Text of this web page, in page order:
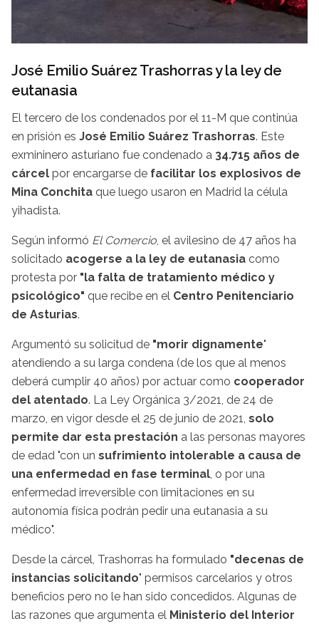
José Emilio Suárez Trashorras y la ley de
eutanasia
El tercero de los condenados por el 11-M que continúa
en prisión es José Emilio Suárez Trashorras. Este
exmininero asturiano fue condenado a 34.715 años de
cárcel por encargarse de facilitar los explosivos de
Mina Conchita que luego usaron en Madrid la célula
yihadista.
Según informó El Comercio, el avilesino de 47 años ha
solicitado acogerse a la ley de eutanasia como
protesta por "la falta de tratamiento médico y
psicológico" que recibe en el Centro Penitenciario
de Asturias.
Argumentó su solicitud de "morir dignamente"
atendiendo a su larga condena (de los que al menos
deberá cumplir 40 años) por actuar como cooperador
del atentado. La Ley Orgánica 3/2021, de 24 de
marzo, en vigor desde el 25 de junio de 2021, solo
permite dar esta prestación a las personas mayores
de edad "con un sufrimiento intolerable a causa de
una enfermedad en fase terminal, o por una
enfermedad irreversible con limitaciones en su
autonomía física podrán pedir una eutanasia a su
médico".
Desde la cárcel, Trashorras ha formulado "decenas de
instancias solicitando" permisos carcelarios y otros
beneficios pero no le han sido concedidos. Algunas de
las razones que argumenta el Ministerio del Interior